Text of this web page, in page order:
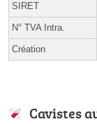
SIRET
N° TVA Intra.
Création
Cavistes